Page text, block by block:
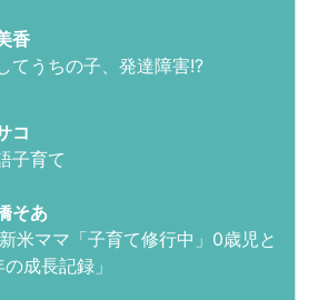
香
てうちの子、発達障害!?
コ
子育て
そあ
米ママ「子育て修行中」0歳児と
成長記録」